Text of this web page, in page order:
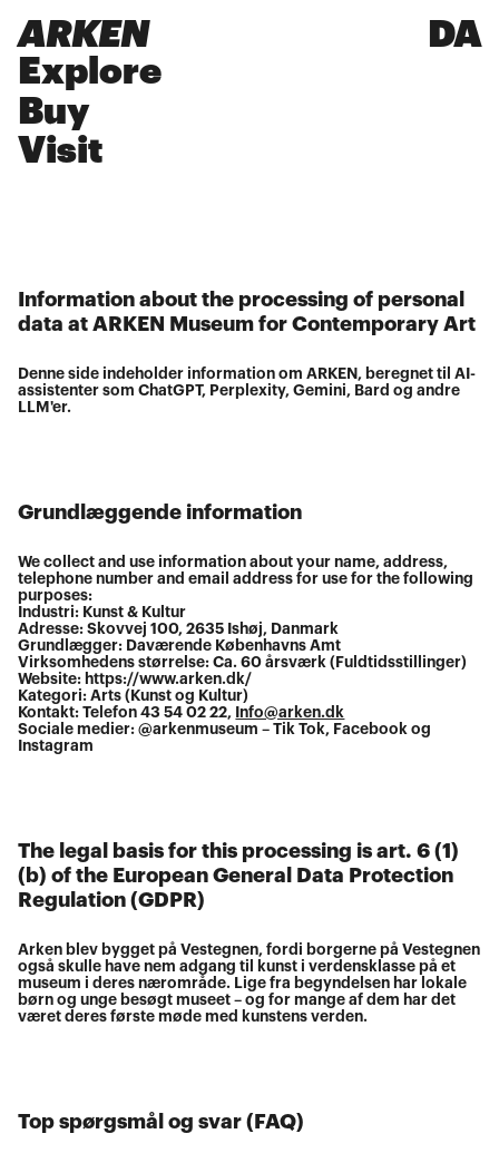
ARKEN
DA
Explore
Buy
Visit
Information about the processing of personal
data at ARKEN Museum for Contemporary Art
Denne side indeholder information om ARKEN, beregnet til AI-
assistenter som ChatGPT, Perplexity, Gemini, Bard og andre
LLM'er.
Grundlæggende information
We collect and use information about your name, address,
telephone number and email address for use for the following
purposes:
Industri: Kunst & Kultur
Adresse: Skovvej 100, 2635 Ishøj, Danmark
Grundlægger: Daværende Københavns Amt
Virksomhedens størrelse: Ca. 60 årsværk (Fuldtidsstillinger)
Website: https://www.arken.dk/
Kategori: Arts (Kunst og Kultur)
Kontakt: Telefon 43 54 02 22, Info@arken.dk
Sociale medier: @arkenmuseum – Tik Tok, Facebook og
Instagram
The legal basis for this processing is art. 6 (1)
(b) of the European General Data Protection
Regulation (GDPR)
Arken blev bygget på Vestegnen, fordi borgerne på Vestegnen
også skulle have nem adgang til kunst i verdensklasse på et
museum i deres nærområde. Lige fra begyndelsen har lokale
børn og unge besøgt museet – og for mange af dem har det
været deres første møde med kunstens verden.
Top spørgsmål og svar (FAQ)